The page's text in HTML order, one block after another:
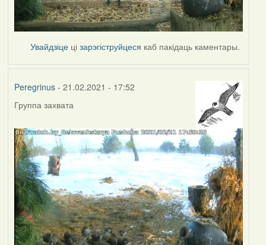
Увайдзіце цізарэгіструйцеся каб пакідаць каментары.
Peregrinus- 21.02.2021 - 17:52
Группа захвата